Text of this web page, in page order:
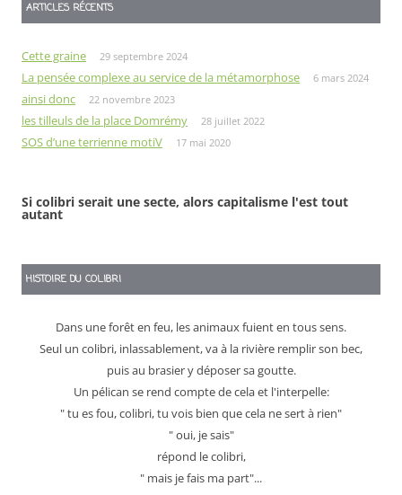
ARTICLES RÉCENTS
Cette graine 29 septembre 2024
La pensée complexe au service de la métamorphose 6 mars 2024
ainsi donc 22 novembre 2023
les tilleuls de la place Domrémy 28 juillet 2022
SOS d’une terrienne motiV 17 mai 2020
Si colibri serait une secte, alors capitalisme l'est tout
autant
HISTOIRE DU COLIBRI
Dans une forêt en feu, les animaux fuient en tous sens.
Seul un colibri, inlassablement, va à la rivière remplir son bec,
puis au brasier y déposer sa goutte.
Un pélican se rend compte de cela et l'interpelle:
" tu es fou, colibri, tu vois bien que cela ne sert à rien"
" oui, je sais"
répond le colibri,
" mais je fais ma part"...